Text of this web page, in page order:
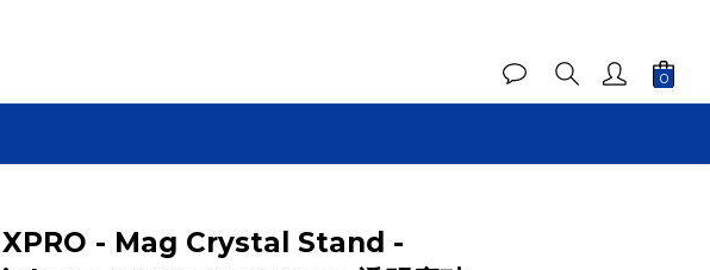
XPRO - Mag Crystal Stand -